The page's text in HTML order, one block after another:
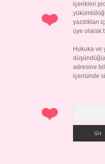
içerikleri
yazdıkları
üye olarak
Hukuka ve
adresine
içerisinde